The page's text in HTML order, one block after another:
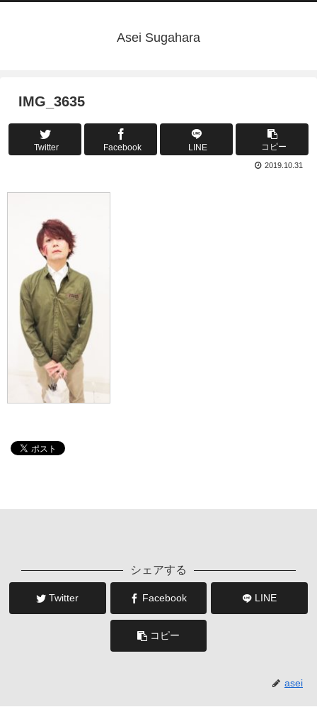
Asei Sugahara
IMG_3635
Twitter Facebook LINE コピー
2019.10.31
シェアする
Twitter Facebook LINE
コピー
asei